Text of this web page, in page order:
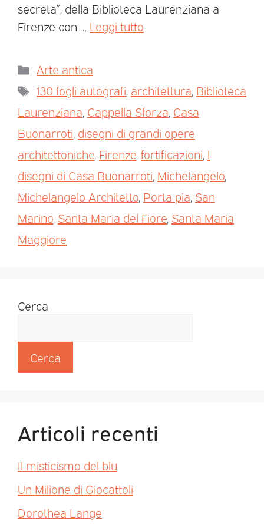
secreta”, della Biblioteca Laurenziana a
Firenze con … Leggi tutto
Arte antica
130 fogli autografi architettura Biblioteca
Laurenziana Cappella Sforza Casa
Buonarroti disegni di grandi opere
architettoniche Firenze fortificazioni I
disegni di Casa Buonarroti Michelangelo
Michelangelo Architetto Porta pia San
Marino Santa Maria del Fiore Santa Maria
Maggiore
Cerca
Cerca
Articoli recenti
Il misticismo del blu
Un Milione di Giocattoli
Dorothea Lange